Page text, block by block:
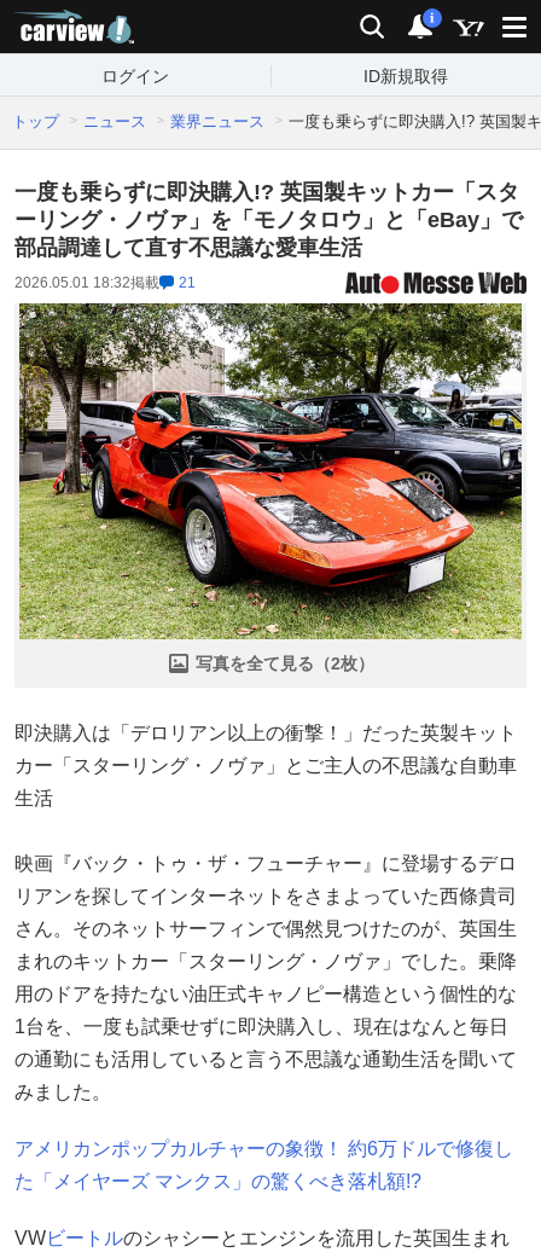
検索 通知
i
ログイン ID新規取得
トップ ニュース 業界ニュース 一度も乗らずに即決購入!? 英国製
一度も乗らずに即決購入!? 英国製キットカー「スタ
ーリング・ノヴァ」を「モノタロウ」と「eBay」で
部品調達して直す不思議な愛車生活
2026.05.01 18:32掲載 21
写真を全て見る（2枚）
即決購入は「デロリアン以上の衝撃！」だった英製キット
カー「スターリング・ノヴァ」とご主人の不思議な自動車
生活
映画『バック・トゥ・ザ・フューチャー』に登場するデロ
リアンを探してインターネットをさまよっていた西條貴司
さん。そのネットサーフィンで偶然見つけたのが、英国生
まれのキットカー「スターリング・ノヴァ」でした。乗降
用のドアを持たない油圧式キャノピー構造という個性的な
1台を、一度も試乗せずに即決購入し、現在はなんと毎日
の通勤にも活用していると言う不思議な通勤生活を聞いて
みました。
アメリカンポップカルチャーの象徴！ 約6万ドルで修復し
た「メイヤーズ マンクス」の驚くべき落札額!?
VWビートルのシャシーとエンジンを流用した英国生まれ